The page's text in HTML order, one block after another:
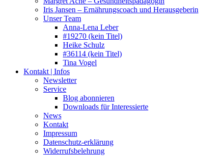
Iris Jansen – Ernährungscoach und Herausgeberin
Unser Team
Anna-Lena Leber
#19270 (kein Titel)
Heike Schulz
#36114 (kein Titel)
Tina Vogel
Kontakt | Infos
Newsletter
Service
Blog abonnieren
Downloads für Interessierte
News
Kontakt
Impressum
Datenschutz-erklärung
Widerrufsbelehrung